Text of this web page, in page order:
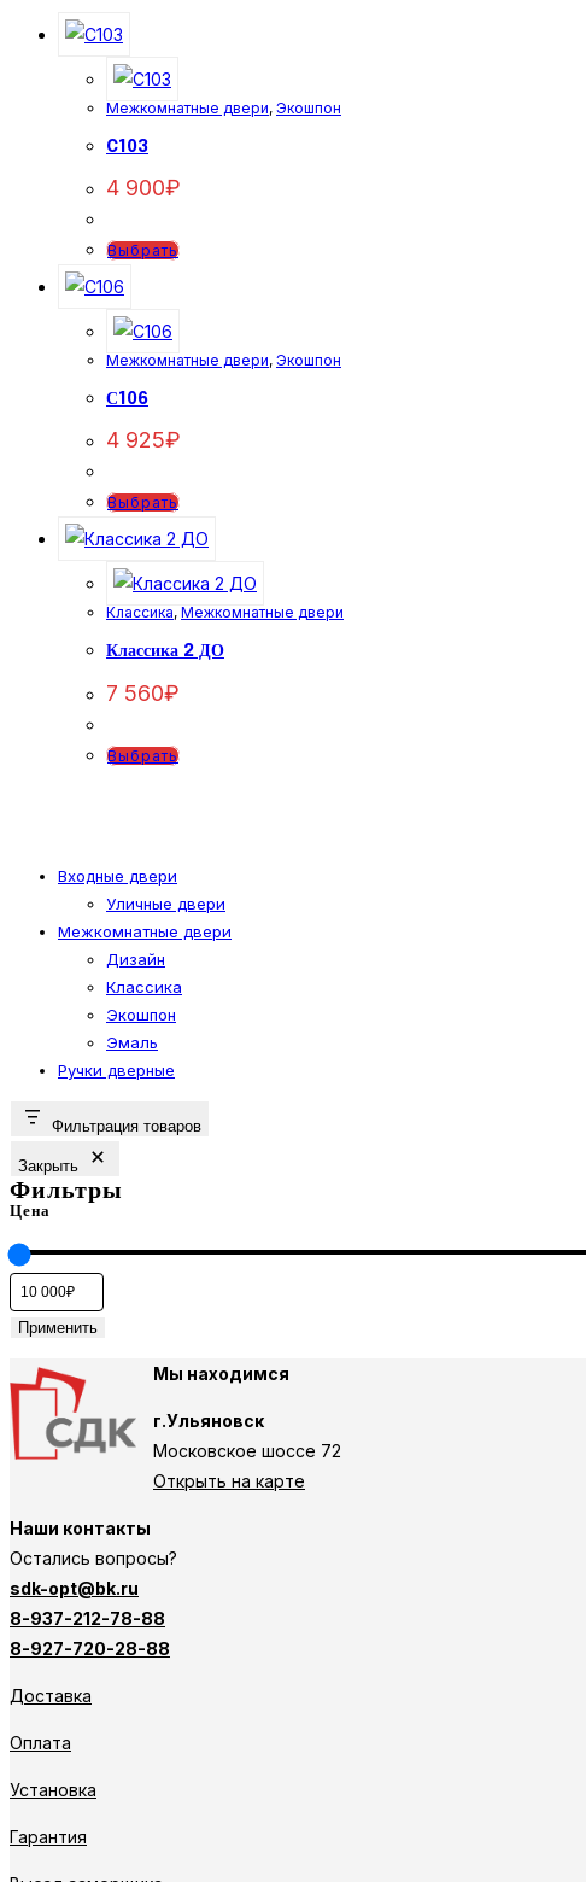
Межкомнатные двери, Экошпон
C103
4 900₽
ВыбратьЭтот
вариаций.
товара.
Межкомнатные двери, Экошпон
С106
4 925₽
ВыбратьЭтот
товар
несколько
вариаций.
Опции
Классика, Межкомнатные двери
Классика 2 ДО
7 560₽
ВыбратьЭтот
Опции
можно
на
Входные двери
Уличные двери
Межкомнатные двери
Дизайн
Классика
Экошпон
Эмаль
Ручки дверные
Фильтрация товаров
Закрыть
Фильтры
Цена
Применить
Мы находимся
г.Ульяновск
Московское шоссе 72
Открыть на карте
Наши контакты
Остались вопросы?
sdk-opt@bk.ru
8-937-212-78-88
8-927-720-28-88
Доставка
Оплата
Установка
Гарантия